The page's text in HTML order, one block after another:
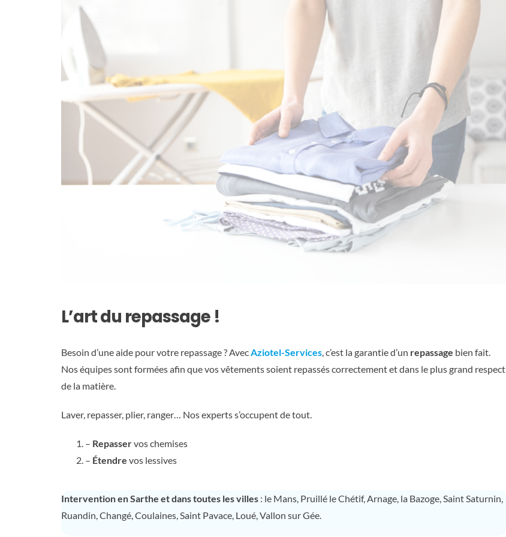
L’art du repassage !
Besoin d’une aide pour votre repassage ? AvecAziotel-Services, c’est la garantie d’un repassage bien fait.
Nos équipes sont formées afin que vos vêtements soient repassés correctement et dans le plus grand respect
de la matière.
Laver, repasser, plier, ranger… Nos experts s’occupent de tout.
– Repasservos chemises
– Étendre vos lessives
Intervention en Sarthe et dans toutes les villes: le Mans, Pruillé le Chétif, Arnage, la Bazoge, Saint Saturnin,
Ruandin, Changé, Coulaines, Saint Pavace, Loué, Vallon sur Gée.